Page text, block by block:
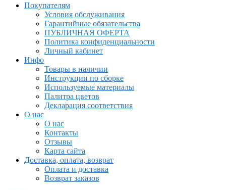
Покупателям
Условия обслуживания
Гарантийные обязательства
ПУБЛИЧНАЯ ОФЕРТА
Политика конфиденциальности
Личный кабинет
Инфо
Товары в наличии
Инструкции по сборке
Используемые материалы
Палитра цветов
Декларация соответствия
О нас
О нас
Контакты
Отзывы
Карта сайта
Доставка, оплата, возврат
Оплата и доставка
Возврат заказов